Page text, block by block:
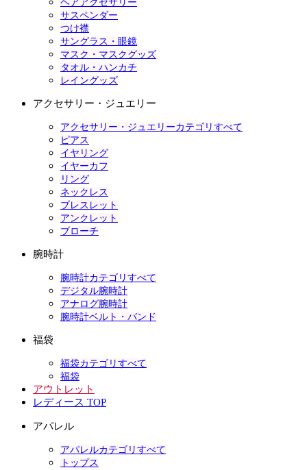
ヘアアクセサリー
サスペンダー
つけ襟
サングラス・眼鏡
マスク・マスクグッズ
タオル・ハンカチ
レイングッズ
アクセサリー・ジュエリー
アクセサリー・ジュエリーカテゴリすべて
ピアス
イヤリング
イヤーカフ
リング
ネックレス
ブレスレット
アンクレット
ブローチ
腕時計
腕時計カテゴリすべて
デジタル腕時計
アナログ腕時計
腕時計ベルト・バンド
福袋
福袋カテゴリすべて
福袋
アウトレット
レディース TOP
アパレル
アパレルカテゴリすべて
トップス